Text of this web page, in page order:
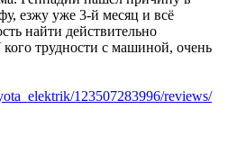
езжу уже 3-й месяц и всё
найти действительно
трудности с машиной, очень
123507283996/reviews/